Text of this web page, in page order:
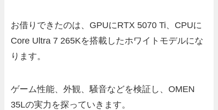
お借りできたのは、GPUにRTX 5070 Ti、CPUに
Core Ultra 7 265Kを搭載したホワイトモデルにな
ります。
ゲーム性能、外観、騒音などを検証し、OMEN
35Lの実力を探っていきます。